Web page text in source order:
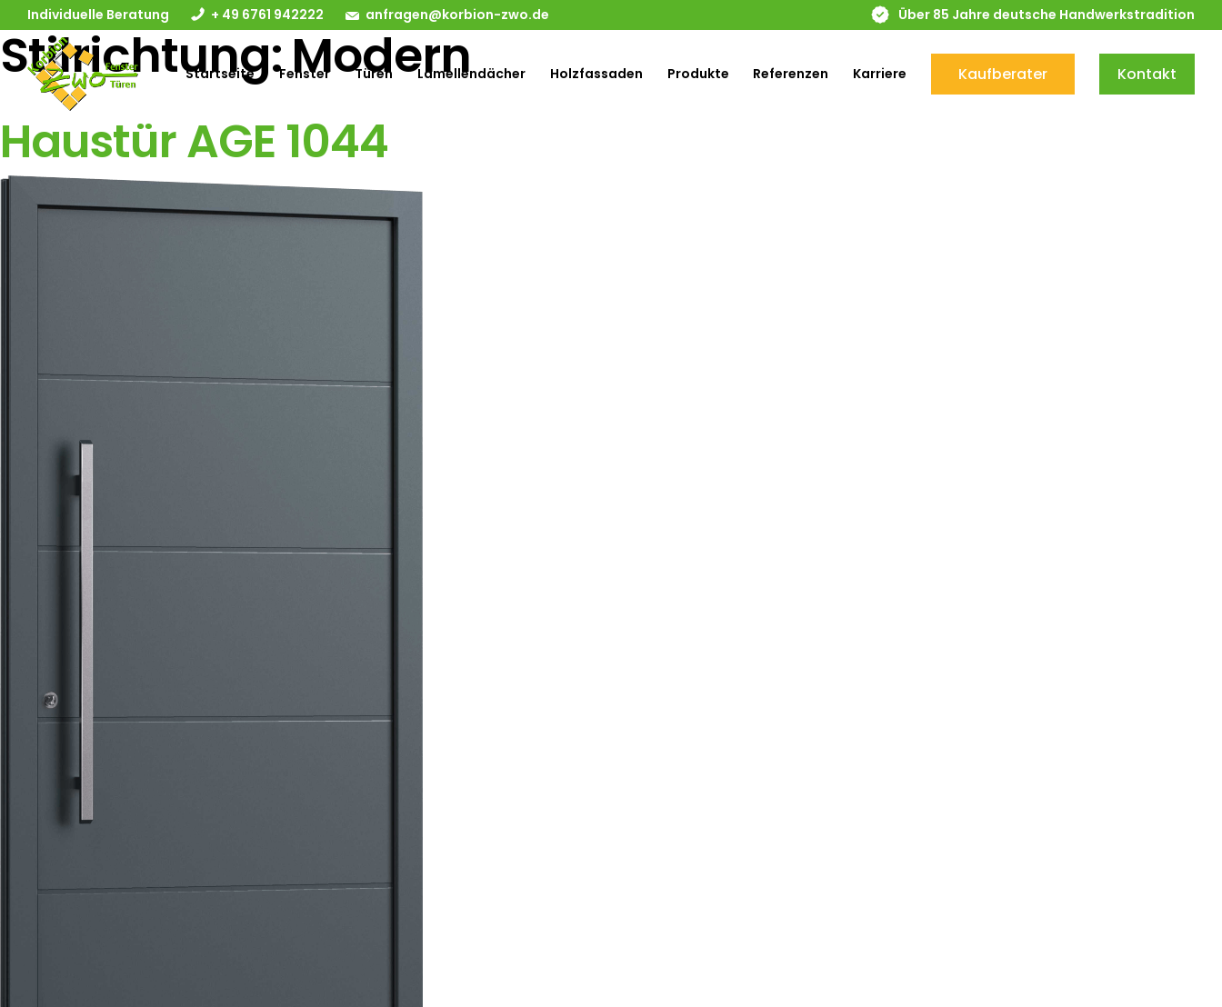
Individuelle Beratung + 49 6761 942222 anfragen@korbion-zwo.de Über 85 Jahre deutsche Handwerkstradition
Startseite Fenster Türen Lamellendächer Holzfassaden Produkte Referenzen Karriere Kaufberater Kontakt
Stilrichtung:Modern
Haustür AGE 1044